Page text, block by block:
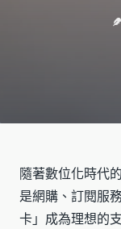
隨著數位化時代
是網購、訂閱服
卡」成為理想的